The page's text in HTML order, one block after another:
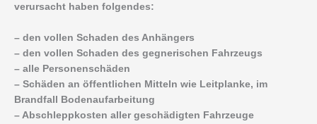
verursacht haben folgendes:
– den vollen Schaden des Anhängers
– den vollen Schaden des gegnerischen Fahrzeugs
– alle Personenschäden
– Schäden an öffentlichen Mitteln wie Leitplanke, im
Brandfall Bodenaufarbeitung
– Abschleppkosten aller geschädigten Fahrzeuge